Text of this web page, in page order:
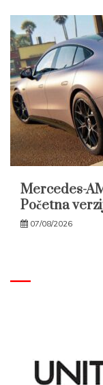
Mercedes-
Početna
07/08/2026